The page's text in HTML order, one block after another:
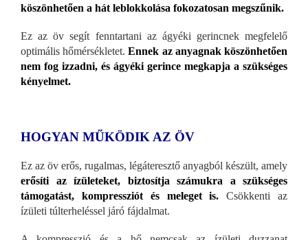
köszönhetően a hát leblokkolása fokozatosan megszűnik.
Ez az öv segít fenntartani az ágyéki gerincnek megfelelő
optimális hőmérsékletet. Ennek az anyagnak köszönhetően
nem fog izzadni, és ágyéki gerince megkapja a szükséges
kényelmet.
HOGYAN MŰKÖDIK AZ ÖV
Ez az öv erős, rugalmas, légáteresztő anyagból készült, amely
erősíti az ízületeket, biztosítja számukra a szükséges
támogatást, kompressziót és meleget is. Csökkenti az
ízületi túlterheléssel járó fájdalmat.